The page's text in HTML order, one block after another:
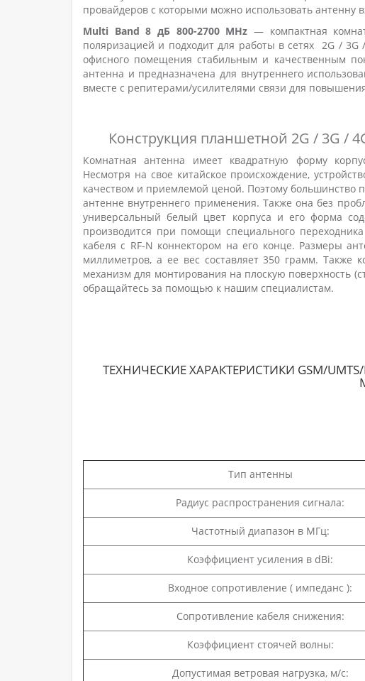
провайдеров с которыми можно использовать антенну
Multi Band 8 дБ 800-2700 MHz — компактная
поляризацией и подходит для работы в сетях 2G /
офисного помещения стабильным и качественным
антенна и предназначена для внутреннего
вместе с репитерами/усилителями связи для
Конструкция планшетной 2G / 3G /
Комнатная антенна имеет квадратную форму
Несмотря на свое китайское происхождение,
качеством и приемлемой ценой. Поэтому большинство
антенне внутреннего применения. Также она без
универсальный белый цвет корпуса и его форма
производится при помощи специального
кабеля с RF-N коннектором на его конце. Размеры
миллиметров, а ее вес составляет 350 грамм. Также
механизм для монтирования на плоскую поверхность
обращайтесь за помощью к нашим специалистам.
ТЕХНИЧЕСКИЕ ХАРАКТЕРИСТИКИ GSM/
Тип антенны
Радиус распространения сигнала:
Частотный диапазон в МГц:
Коэффициент усиления в dBi:
Входное сопротивление ( импеданс ):
Сопротивление кабеля снижения:
Коэффициент стоячей волны:
Допустимая ветровая нагрузка, м/с: